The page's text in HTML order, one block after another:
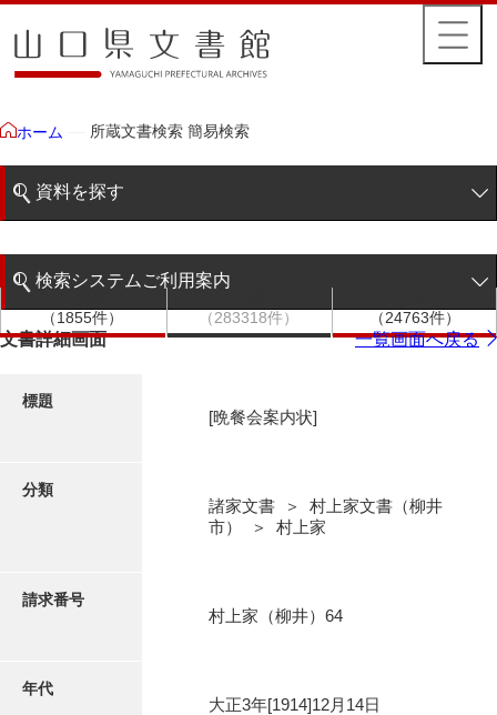
ホーム 所蔵文書検索 簡易検索
資料を探す
階層検索
写真・絵はがき
検索システムご利用案内
検索システムの利用について
（1855件）
（283318件）
（24763件）
文書詳細画面 一覧画面へ戻る
標題
[晩餐会案内状]
分類
諸家文書 ＞ 村上家文書（柳井
市） ＞ 村上家
請求番号
村上家（柳井）64
年代
大正3年[1914]12月14日